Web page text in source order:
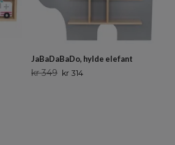
JaBaDaBaDo, hylde elefant
kr 349 kr 314